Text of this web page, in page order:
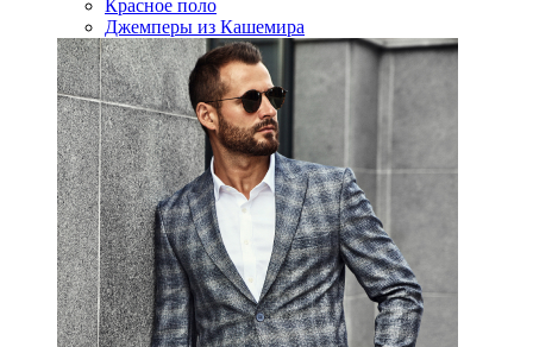
Красное поло
Джемперы из Кашемира